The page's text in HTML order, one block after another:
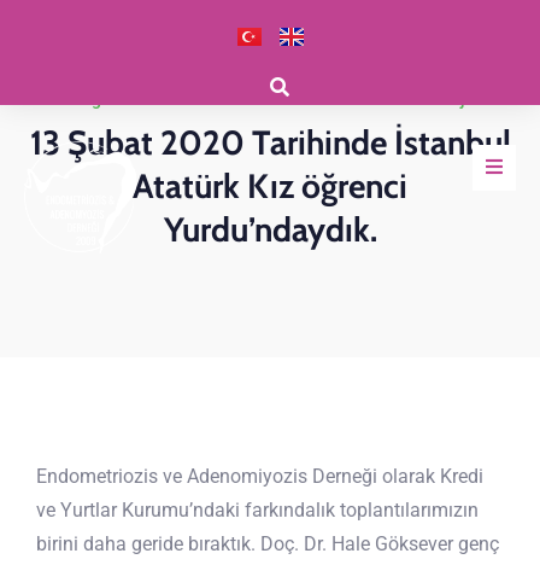
Kredi Yurtlar Kurumu
13 Şubat 2020 Tarihinde İstanbul
Atatürk Kız öğrenci
Yurdu’ndaydık.
Endometriozis ve Adenomiyozis Derneği olarak Kredi
ve Yurtlar Kurumu’ndaki farkındalık toplantılarımızın
birini daha geride bıraktık. Doç. Dr. Hale Göksever genç